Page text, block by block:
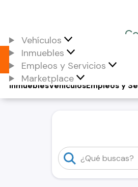
Vehículos
Inmuebles
Empleos y Servicios
Marketplace
Vehículos
Inmuebles Empleos y